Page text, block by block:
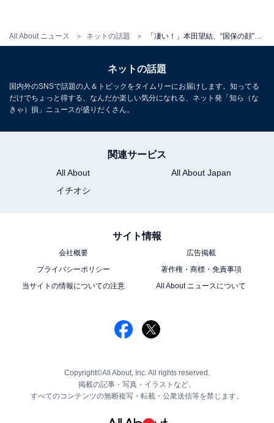
All About ニュース ネットの話題
ネットの話題
国内外のSNSで話題の人＆トピックをタイムリーにお届けします。知ってる
だけでちょっと得する、なんだか楽しい気分になれる、ネット発「知ら（な
きゃ）損」ニュースが盛りだくさん。
関連サービス
All About
All About Japan
イチオシ
サイト情報
会社概要
広告掲載
プライバシーポリシー
著作権・商標・免責事項
当サイトの情報についての注意
All About ニュースについて
Copyright©All About, Inc. All rights reserved.
掲載の記事・写真・イラストなど、
すべてのコンテンツの無断複写・転載・公衆送信等を禁じます。